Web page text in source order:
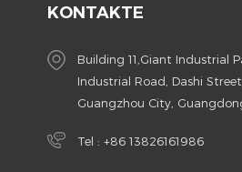
KONTAKTE
Building 11,Giant Industrial
Industrial Road, Dashi
Guangzhou City,
Tel : +86 13826161986